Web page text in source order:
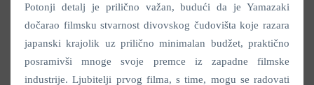
Potonji detalj je prilično važan, budući da je Yamazaki
dočarao filmsku stvarnost divovskog čudovišta koje razara
japanski krajolik uz prilično minimalan budžet, praktično
posramivši mnoge svoje premce iz zapadne filmske
industrije. Ljubitelji prvog filma, s time, mogu se radovati